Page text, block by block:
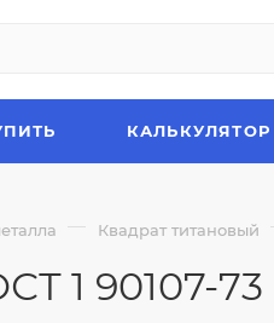
КАЛЬКУЛЯТОР
— Квадрат титановый
1 90107-73